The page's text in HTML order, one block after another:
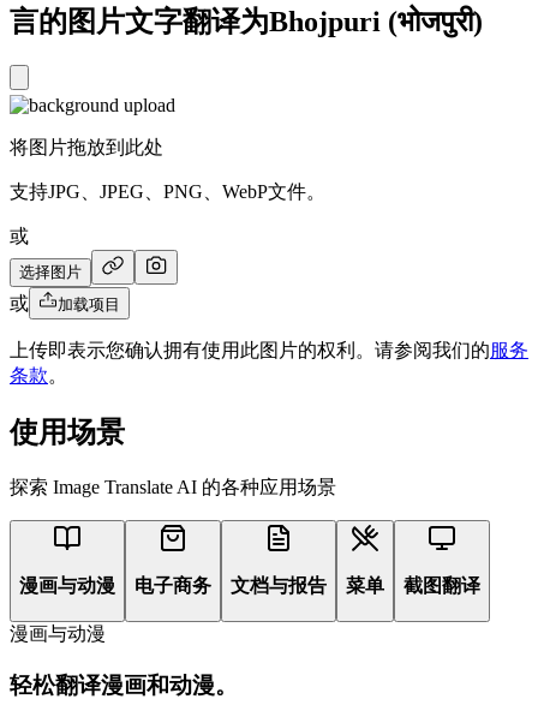
言的图片文字翻译为Bhojpuri (भोजपुरी)
将图片拖放到此处
支持JPG、JPEG、PNG、WebP文件。
或
选择图片
或 加载项目
上传即表示您确认拥有使用此图片的权利。请参阅我们的服务
条款。
使用场景
探索 Image Translate AI 的各种应用场景
漫画与动漫 电子商务 文档与报告 菜单 截图翻译
漫画与动漫
轻松翻译漫画和动漫。